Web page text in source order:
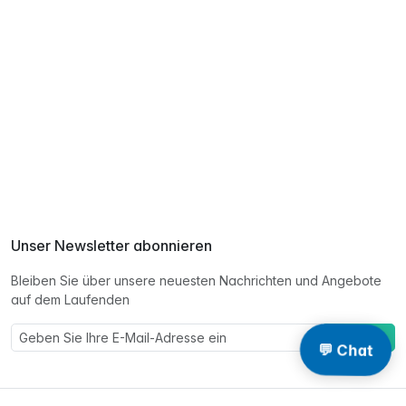
Unser Newsletter abonnieren
Bleiben Sie über unsere neuesten Nachrichten und Angebote
auf dem Laufenden
Eintragen
💬 Chat